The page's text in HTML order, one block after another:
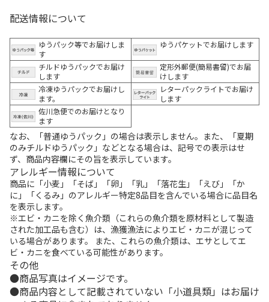
配送情報について
ゆうパック等でお届けしま
す
ゆうパケットでお届けします
チルドゆうパックでお届け
します
定形外郵便(簡易書留)でお届
けします
冷凍ゆうパックでお届けし
ます。
レターパックライトでお届け
します
佐川急便でのお届けとなり
ます
なお、「普通ゆうパック」の場合は表示しません。また、「夏期
のみチルドゆうパック」などとなる場合は、記号での表示はせ
ず、商品内容欄にその旨を表示しています。
アレルギー情報について
商品に「小麦」「そば」「卵」「乳」「落花生」「えび」「か
に」「くるみ」のアレルギー特定8品目を含んでいる場合に品目名
を表示します。
※エビ・カニを除く魚介類（これらの魚介類を原材料として製造
された加工品も含む）は、漁獲漁法によりエビ・カニが混じって
いる場合があります。 また、これらの魚介類は、エサとしてエ
ビ・カニを食べている可能性があります。
その他
商品写真はイメージです。
商品内容として記載されていない「小道具類」はお届け